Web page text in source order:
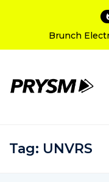
L’Amnesia
Tag: UNVRS